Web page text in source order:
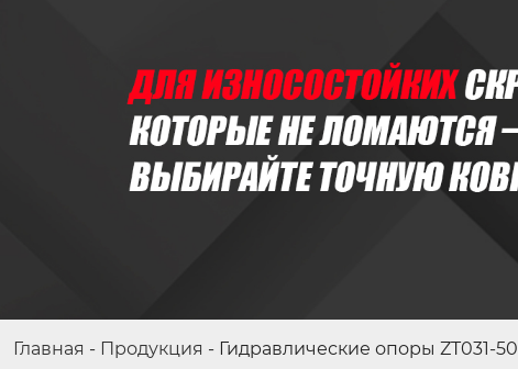
Главная - Продукция - Гидравлические опоры ZT031-50